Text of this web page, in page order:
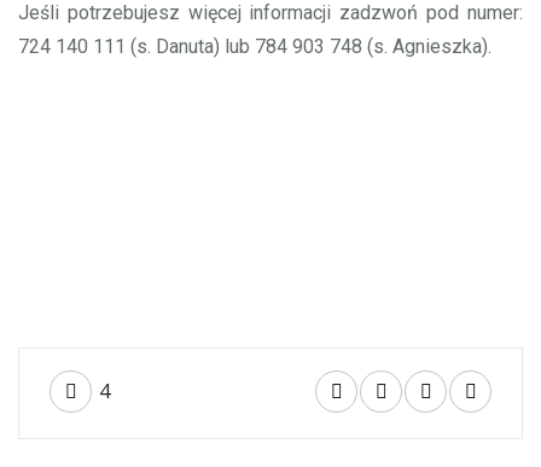
Jeśli potrzebujesz więcej informacji zadzwoń pod numer:
724 140 111 (s. Danuta) lub 784 903 748 (s. Agnieszka).
4